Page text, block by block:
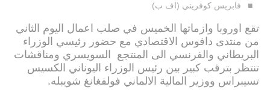
فابريس كوفريني (اف ب)
تقع اوروبا وازماتها الخميس في صلب اعمال اليوم الثاني
من منتدى دافوس الاقتصادي مع حضور رئيسي الوزراء
البريطاني والفرنسي الى المنتجع السويسري ومناقشات
تنتظر بترقب كبير بين رئيس الوزراء اليوناني الكسيس
تسيبراس ووزير المالية الالماني فولفغانغ شويبله.